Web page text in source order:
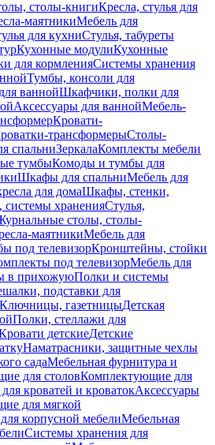
столы-книгиКресла, стулья для
маятникиМебель для
для кухниСтулья, табуреты
Кухонные модулиКухонные
для кормленияСистемы хранения
Тумбы, консоли для
ваннойШкафчики, полки для
Аксессуары для ваннойМебель-
Кровати-
трансформерыСтолы-
спальниЗеркалаКомплекты мебели
тумбыКомоды и тумбы для
Шкафы для спальниМебель для
для домаШкафы, стенки,
храненияСтулья,
столы, столы-
маятникиМебель для
под телевизорКронштейны, стойки
под телевизорМебель для
в прихожуюПолки и системы
подставки для
Ключницы, газетницыДетская
Полки, стеллажи для
детскиеДетские
Наматрасники, защитные чехлы
садаМебельная фурнитура и
для столовКомплектующие для
кроватей и кроватокАксессуары
для мягкой
корпусной мебелиМебельная
Системы хранения для